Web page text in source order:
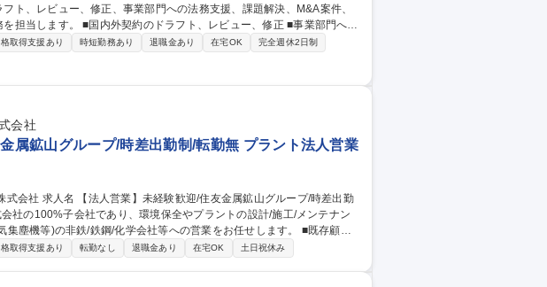
ト、レビュー、修正、事業部門への法務支援、課題解決、M&A案件、
レビュー、修正 ■事業部門への
関与 ■国内外の訴訟、事件対応 ■コンプライアンス業務 ■主体的な案件
事業の成長を法務面から支えられます。事業のパートナー兼ガーディ
集職種 【東京】法務 ※法務コンプライアン
取得支援あり 時短勤務あり 退職金あり 在宅OK
完全週休2日制
会社
属鉱山グループ/時差出勤制/転勤無 プラント法人営業
ループ/時差出勤
機等)の非鉄/鉄鋼/化学会社等への営業をお任せします。 ■既存顧客
規顧客へのアプローチ。希望により海外案件担当可！ ■見積書作成 ■顧
取得支援あり 転勤なし 退職金あり 在宅OK 土日祝休み